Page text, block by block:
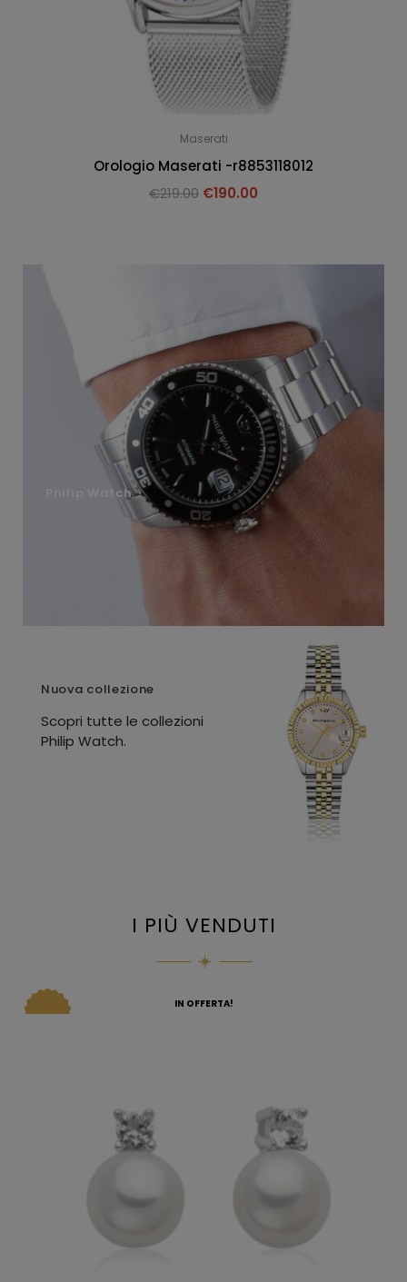
Maserati
Orologio Maserati -r8853118012
€219.00 €190.00
Philip Watch
Nuova collezione
Scopri tutte le collezioni
Philip Watch.
I PIÙ VENDUTI
IN OFFERTA!